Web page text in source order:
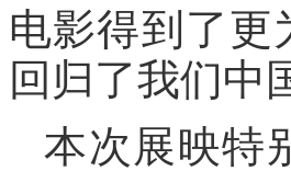
电影得到了更
回归了我们中
本次展映特